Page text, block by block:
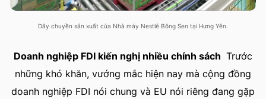
Dây chuyền sản xuất của Nhà máy Nestlé Bông Sen tại Hưng Yên.
Doanh nghiệp FDI kiến nghị nhiều chính sách Trước
những khó khăn, vướng mắc hiện nay mà cộng đồng
doanh nghiệp FDI nói chung và EU nói riêng đang gặp